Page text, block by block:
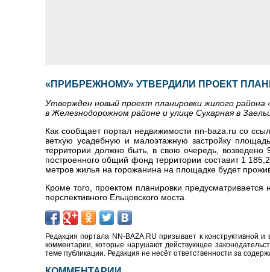
«ПРИБРЕЖНОМУ» УТВЕРДИЛИ ПРОЕКТ
Утвержден новый проект планировки жилого
в Железнодорожном районе и улице Сухарная в
Как сообщает портал недвижимости nn-baza.ru со
ветхую усадебную и малоэтажную застройку
территории должно быть, в свою очередь,
построенного общий фонд территории составит 1
метров жилья на горожанина на площадке будет
Кроме того, проектом планировки
перспективного Ельцовского моста.
Редакция портала NN-BAZA.RU призывает к конструктивной
комментарии, которые нарушают действующее
теме публикации. Редакция не несёт ответственности за